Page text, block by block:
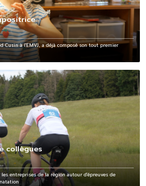
Cusin à l'EMVJ, a déjà composé son tout premier
collègues
entreprises de la région autour d'épreuves de